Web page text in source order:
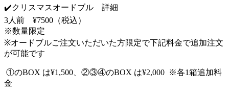
✔️クリスマスオードブル 詳細
3人前 ¥7500（税込）
※数量限定
※オードブルご注文いただいた方限定で下記料金で追加注文
が可能です
①のBOX は¥1,500、②③④のBOX は¥2,000 ※各1箱追加料
金